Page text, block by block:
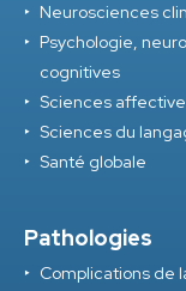
Neurosciences
Psychologie,
cognitives
Sciences
Sciences du
Santé globale
Pathologies
Complications de